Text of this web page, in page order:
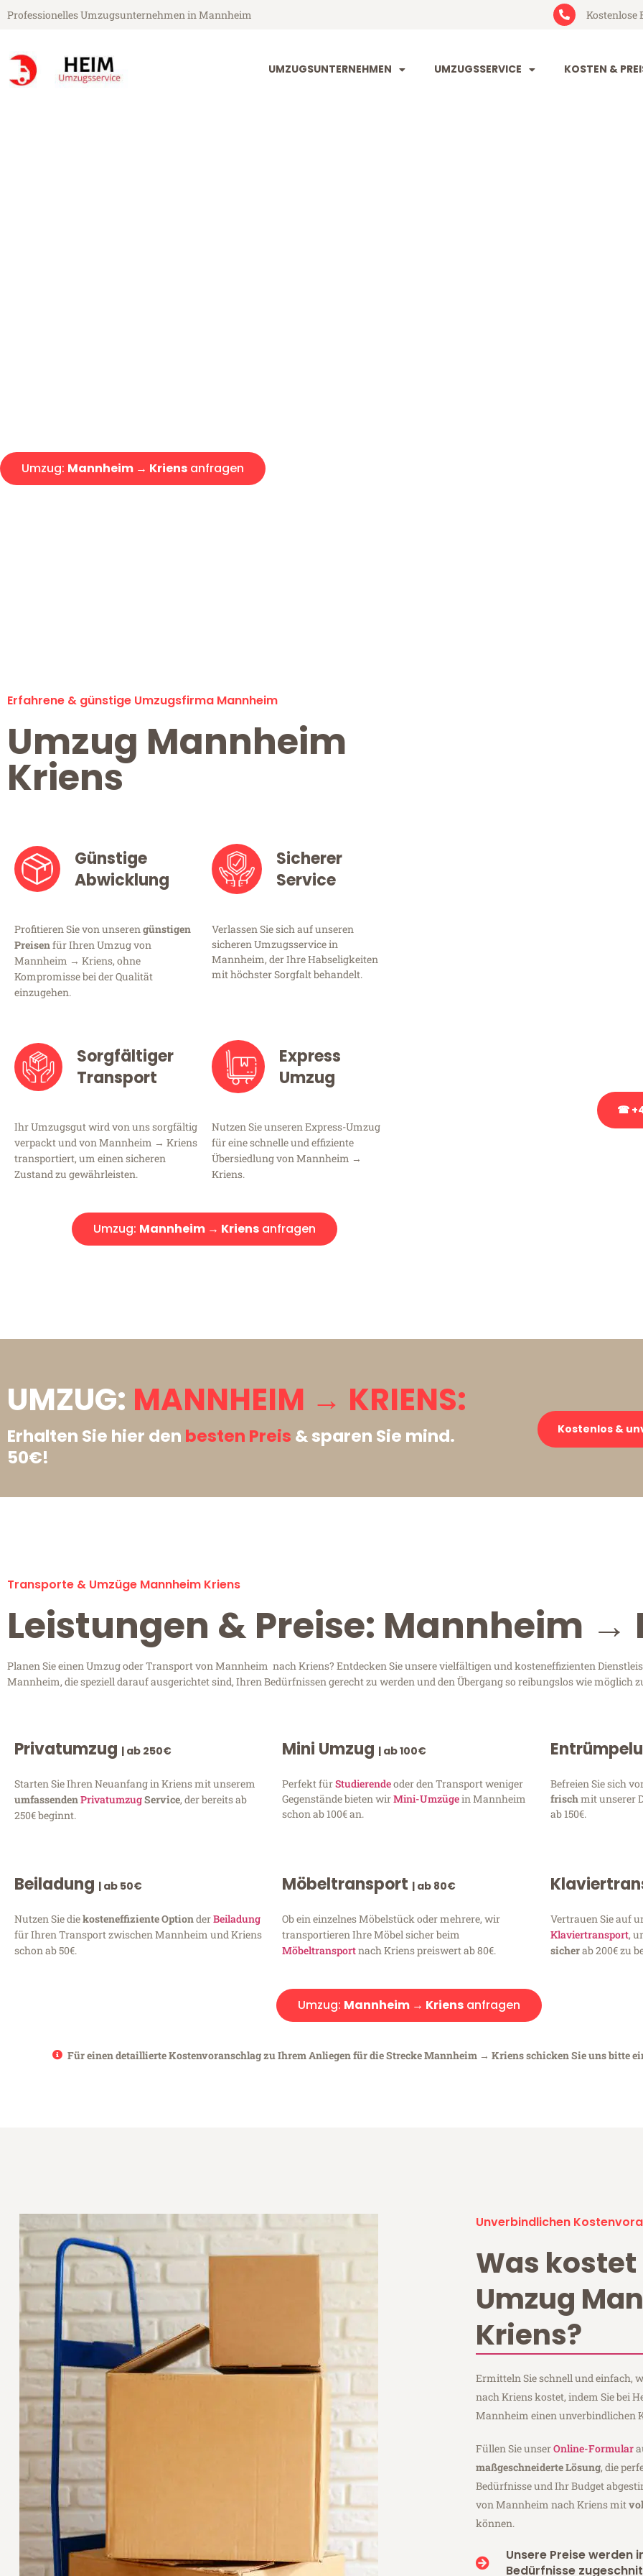
Professionelles Umzugsunternehmen in Mannheim Kostenlose
UMZUGSUNTERNEHMEN UMZUGSSERVICE KOSTEN &
Umzug: Mannheim → Kriens anfragen
Erfahrene & günstige Umzugsfirma Mannheim
Umzug Mannheim
Kriens
Günstige
Abwicklung
Profitieren Sie von unserengünstigen
Preisenfür Ihren Umzug von
Mannheim → Kriens, ohne
Kompromisse bei der Qualität
einzugehen.
Sicherer
Service
Verlassen Sie sich auf unseren
sicheren Umzugsservice in
Mannheim, der Ihre Habseligkeiten
mit höchster Sorgfalt behandelt.
Sorgfältiger
Transport
Ihr Umzugsgut wird von uns sorgfältig
verpackt und von Mannheim → Kriens
transportiert, um einen sicheren
Zustand zu gewährleisten.
Express
Umzug
Nutzen Sie unseren Express-Umzug
für eine schnelle und effiziente
Übersiedlung von Mannheim →
Kriens.
Umzug: Mannheim → Kriens anfragen
☎
UMZUG: MANNHEIM → KRIENS:
Erhalten Sie hier den besten Preis & sparen Sie mind.
50€!
Kostenlos &
Transporte & Umzüge Mannheim Kriens
Leistungen & Preise: Mannheim →
Planen Sie einen Umzug oder Transport von Mannheim nach Kriens? Entdecken Sie unsere vielfältigen und kosteneffizienten
Mannheim, die speziell darauf ausgerichtet sind, Ihren Bedürfnissen gerecht zu werden und den Übergang so reibungslos wie möglich
Privatumzug | ab 250€
Starten Sie Ihren Neuanfang in Kriens mit unserem
umfassendenPrivatumzugService, der bereits ab
250€ beginnt.
Mini Umzug | ab 100€
Perfekt fürStudierendeoder den Transport weniger
Gegenstände bieten wirMini-Umzügein Mannheim
schon ab 100€ an.
Befreien Sie sich
frischmit unserer
ab 150€.
Beiladung | ab 50€
Nutzen Sie diekosteneffiziente OptionderBeiladung
für Ihren Transport zwischen Mannheim und Kriens
schon ab 50€.
Möbeltransport | ab 80€
Ob ein einzelnes Möbelstück oder mehrere, wir
transportieren Ihre Möbel sicher beim
Möbeltransportnach Kriens preiswert ab 80€.
Vertrauen Sie auf
Klaviertransport,
sicherab 200€ zu
Umzug: Mannheim → Kriens anfragen
Für einen detaillierte Kostenvoranschlag zu Ihrem Anliegen für die Strecke Mannheim → Kriens schicken Sie uns bitte
Unverbindlichen
Was kostet
Umzug
Kriens?
Ermitteln Sie schnell und einfach,
nach Kriens kostet, indem Sie bei
Mannheim einen unverbindlichen
Füllen Sie unserOnline-Formular
maßgeschneiderte Lösung, die
Bedürfnisse und Ihr Budget
von Mannheim nach Kriens mit
können.
Unsere Preise werden
Bedürfnisse